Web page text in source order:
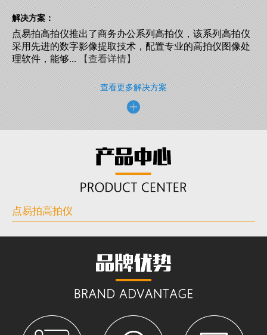
解决方案：
点易拍高拍仪推出了商务办公系列高拍仪，该系列高拍仪
采用先进的数字影像提取技术，配置专业的高拍仪图像处
理软件，能够...【查看详情】
查看更多解决方案
点易拍高拍仪